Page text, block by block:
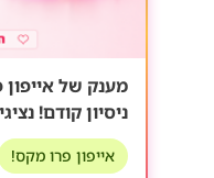
מענק של
ניסיון קודם!
אייפון פרו מקס!